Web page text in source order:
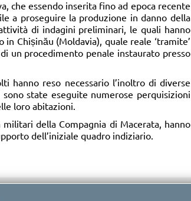
che essendo inserita fino ad epoca recente
a proseguire la produzione in danno della
di indagini preliminari, le quali hanno
Chișinău (Moldavia), quale reale ‘tramite’
un procedimento penale instaurato presso
hanno reso necessario l’inoltro di diverse
state eseguite numerose perquisizioni
loro abitazioni.
della Compagnia di Macerata, hanno
dell’iniziale quadro indiziario.